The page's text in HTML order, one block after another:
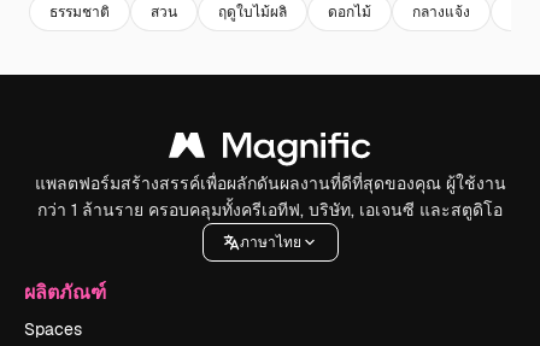
ธรรมชาติ สวน ฤดูใบไม้ผลิ ดอกไม้ กลางแจ้ง
แพลตฟอร์มสร้างสรรค์เพื่อผลักดันผลงานที่ดีที่สุดของคุณ ผู้ใช้งาน
กว่า 1 ล้านราย ครอบคลุมทั้งครีเอทีฟ, บริษัท, เอเจนซี และสตูดิโอ
ภาษาไทย
ผลิตภัณฑ์
Spaces